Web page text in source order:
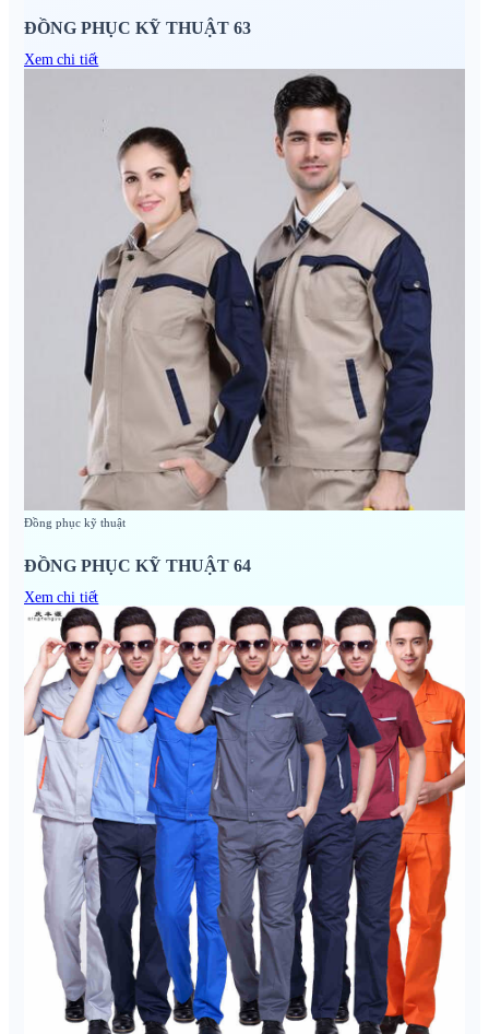
ĐỒNG PHỤC KỸ THUẬT 63
Xem chi tiết
Đồng phục kỹ thuật
ĐỒNG PHỤC KỸ THUẬT 64
Xem chi tiết